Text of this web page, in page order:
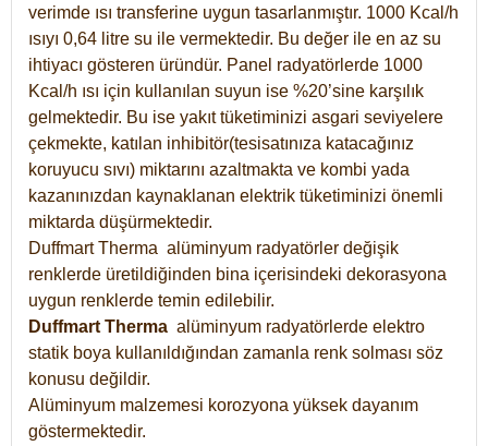
verimde ısı transferine uygun tasarlanmıştır. 1000 Kcal/h
ısıyı 0,64 litre su ile vermektedir. Bu değer ile en az su
ihtiyacı gösteren üründür. Panel radyatörlerde 1000
Kcal/h ısı için kullanılan suyun ise %20’sine karşılık
gelmektedir. Bu ise yakıt tüketiminizi asgari seviyelere
çekmekte, katılan inhibitör(tesisatınıza katacağınız
koruyucu sıvı) miktarını azaltmakta ve kombi yada
kazanınızdan kaynaklanan elektrik tüketiminizi önemli
miktarda düşürmektedir.
Duffmart Therma alüminyum radyatörler değişik
renklerde üretildiğinden bina içerisindeki dekorasyona
uygun renklerde temin edilebilir.
Duffmart Therma alüminyum radyatörlerde elektro
statik boya kullanıldığından zamanla renk solması söz
konusu değildir.
Alüminyum malzemesi korozyona yüksek dayanım
göstermektedir.